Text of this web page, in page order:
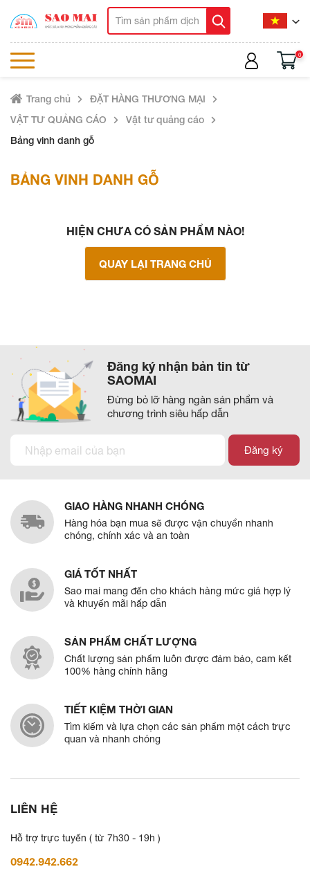
0
Trang chủ
ĐẶT HÀNG THƯƠNG MẠI
VẬT TƯ QUẢNG CÁO
Vật tư quảng cáo
Bảng vinh danh gỗ
BẢNG VINH DANH GỖ
HIỆN CHƯA CÓ SẢN PHẨM NÀO!
QUAY LẠI TRANG CHỦ
Đăng ký nhận bản tin từ
SAOMAI
Đừng bỏ lỡ hàng ngàn sản phẩm và
chương trình siêu hấp dẫn
Đăng ký
GIAO HÀNG NHANH CHÓNG
Hàng hóa bạn mua sẽ được vận chuyển nhanh
chóng, chính xác và an toàn
GIÁ TỐT NHẤT
Sao mai mang đến cho khách hàng mức giá hợp lý
và khuyến mãi hấp dẫn
SẢN PHẨM CHẤT LƯỢNG
Chất lượng sản phẩm luôn được đảm bảo, cam kết
100% hàng chính hãng
TIẾT KIỆM THỜI GIAN
Tìm kiếm và lựa chọn các sản phẩm một cách trực
quan và nhanh chóng
LIÊN HỆ
Hỗ trợ trực tuyến ( từ 7h30 - 19h )
0942.942.662